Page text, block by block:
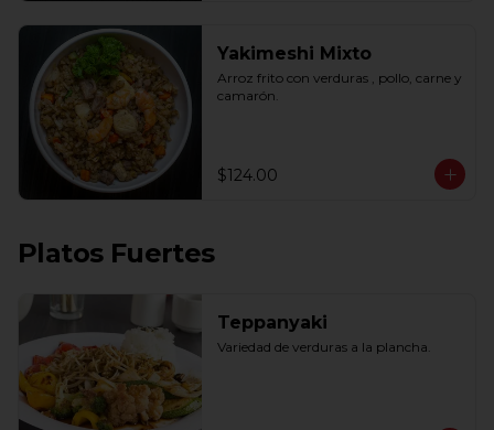
Yakimeshi Mixto
Arroz frito con verduras , pollo, carne y
camarón.
$124.00
Platos Fuertes
Teppanyaki
Variedad de verduras a la plancha.